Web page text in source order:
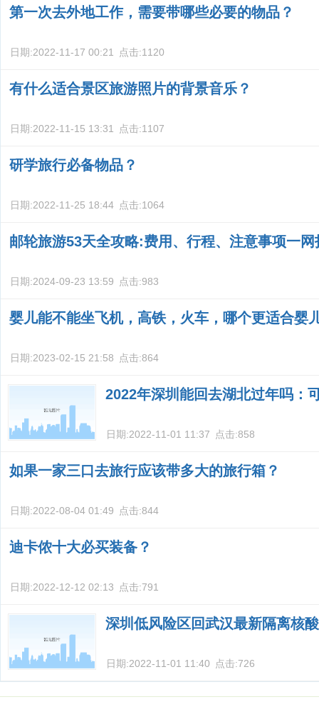
第一次去外地工作，需要带哪些必要的物品？
日期:2022-11-17 00:21 点击:1120
有什么适合景区旅游照片的背景音乐？
日期:2022-11-15 13:31 点击:1107
研学旅行必备物品？
日期:2022-11-25 18:44 点击:1064
邮轮旅游53天全攻略:费用、行程、注意事项一网
日期:2024-09-23 13:59 点击:983
婴儿能不能坐飞机，高铁，火车，哪个更适合婴
日期:2023-02-15 21:58 点击:864
2022年深圳能回去湖北过年吗：
日期:2022-11-01 11:37 点击:858
如果一家三口去旅行应该带多大的旅行箱？
日期:2022-08-04 01:49 点击:844
迪卡侬十大必买装备？
日期:2022-12-12 02:13 点击:791
深圳低风险区回武汉最新隔离核
日期:2022-11-01 11:40 点击:726